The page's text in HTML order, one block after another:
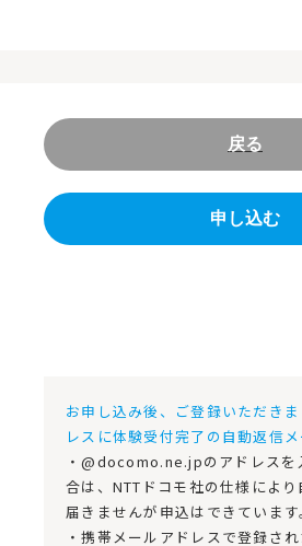
お申し込み後、ご登録いただき
レスに体験受付完了の自動返信メ
・@docomo.ne.jpのアドレスを
合は、NTTドコモ社の仕様によ
届きませんが申込はできています
・携帯メールアドレスで登録さ